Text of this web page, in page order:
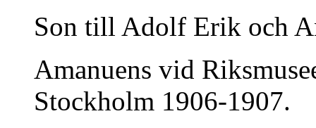
Son till Adolf Erik och
Amanuens vid
Stockholm 1906-1907.